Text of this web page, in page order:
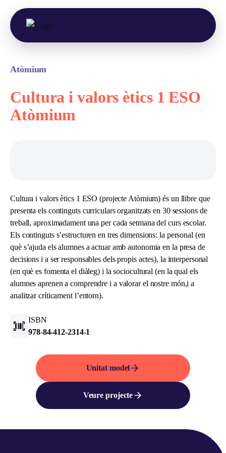
Atòmium
Cultura i valors ètics 1 ESO
Atòmium
Cultura i valors ètics 1 ESO (projecte Atòmium) és un llibre que
presenta els continguts curriculars organitzats en 30 sessions de
treball, aproximadament una per cada setmana del curs escolar.
Els continguts s’estructuren en tres dimensions: la personal (en
què s’ajuda els alumnes a actuar amb autonomia en la presa de
decisions i a ser responsables dels propis actes), la interpersonal
(en què es fomenta el diàleg) i la sociocultural (en la qual els
alumnes aprenen a comprendre i a valorar el nostre món,i a
analitzar críticament l’entorn).
ISBN
978-84-412-2314-1
Unitat model
Veure projecte